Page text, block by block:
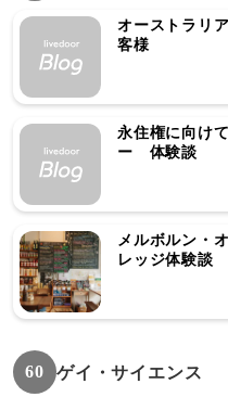
オーストラリ
客様
永住権に向け
ー 体験談
メルボルン・
レッジ体験談
60 ゲイ・サイエンス